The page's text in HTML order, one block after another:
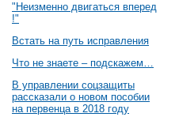
"Неизменно двигаться вперед
!"
Встать на путь исправления
Что не знаете – подскажем…
В управлении соцзащиты
рассказали о новом пособии
на первенца в 2018 году